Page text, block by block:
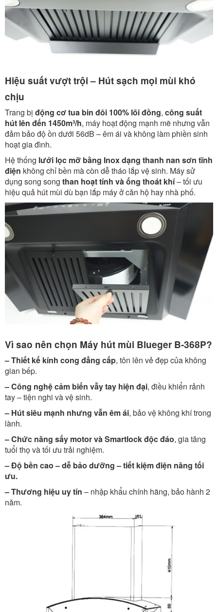
Hiệu suất vượt trội – Hút sạch mọi mùi khó
chịu
Trang bị động cơ tua bin đôi 100% lõi đồng, công suất
hút lên đến 1450m³/h, máy hoạt động mạnh mẽ nhưng vẫn
đảm bảo độ ồn dưới 56dB – êm ái và không làm phiền sinh
hoạt gia đình.
Hệ thống lưới lọc mỡ bằng Inox dạng thanh nan sơn tĩnh
điện không chỉ bền mà còn dễ tháo lắp vệ sinh. Máy sử
dụng song song than hoạt tính và ống thoát khí– tối ưu
hiệu quả hút mùi dù bạn lắp máy ở căn hộ hay nhà phố.
Vì sao nên chọn Máy hút mùi Blueger B-368P?
– Thiết kế kính cong đẳng cấp, tôn lên vẻ đẹp của không
gian bếp.
– Công nghệ cảm biến vẫy tay hiện đại, điều khiển rảnh
tay – tiện nghi và vệ sinh.
– Hút siêu mạnh nhưng vẫn êm ái, bảo vệ không khí trong
lành.
– Chức năng sấy motor và Smartlock độc đáo, gia tăng
tuổi thọ và tối ưu trải nghiệm.
– Độ bền cao – dễ bảo dưỡng – tiết kiệm điện năng tối
ưu.
– Thương hiệu uy tín – nhập khẩu chính hãng, bảo hành 2
năm.